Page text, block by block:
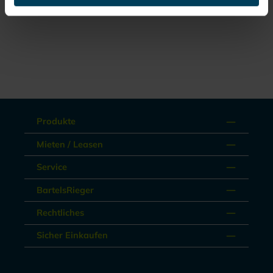
Produkte
Mieten / Leasen
Service
BartelsRieger
Rechtliches
Sicher Einkaufen